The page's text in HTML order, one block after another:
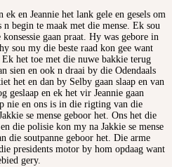
en Jeannie het lank gele en gesels om
n begin te maak met die mense. Ek sou
gaan praat. Hy was gebore in
sou my die beste raad kon gee want
het toe met die nuwe bakkie terug
sien en ook n draai by die Odendaals
het en dan by Selby gaan slaap en van
geslaap en ek het vir Jeannie gaan
nie en ons is in die rigting van die
se mense geboor het. Ons het die
die polisie kon my na Jakkie se mense
die soutpanne geboor het. Die arme
presidents motor by hom opdaag want
gery.